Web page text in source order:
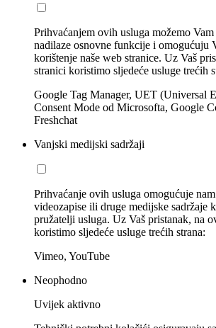
Prihvaćanjem ovih usluga možemo
nadilaze osnovne funkcije i omogućuju
korištenje naše web stranice. Uz Vaš
stranici koristimo sljedeće usluge trećih
Google Tag Manager, UET (Universal
Consent Mode od Microsofta, Google
Freshchat
Vanjski medijski sadržaji
Prihvaćanje ovih usluga omogućuje
videozapise ili druge medijske sadržaje
pružatelji usluga. Uz Vaš pristanak, na
koristimo sljedeće usluge trećih strana:
Vimeo, YouTube
Neophodno
Uvijek aktivno